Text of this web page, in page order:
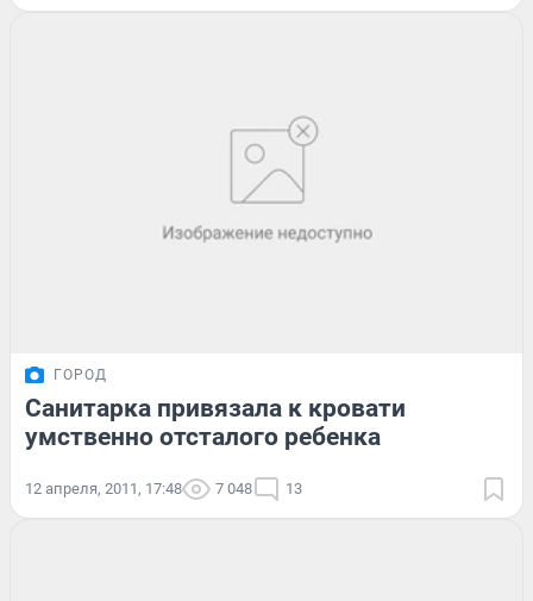
ГОРОД
Санитарка привязала к кровати
умственно отсталого ребенка
12 апреля, 2011, 17:48 7 048 13